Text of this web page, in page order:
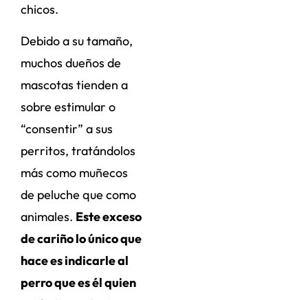
chicos.
Debido a su tamaño,
muchos dueños de
mascotas tienden a
sobre estimular o
“consentir” a sus
perritos, tratándolos
más como muñecos
de peluche que como
animales. Este exceso
de cariño lo único que
hace es indicarle al
perro que es él quien